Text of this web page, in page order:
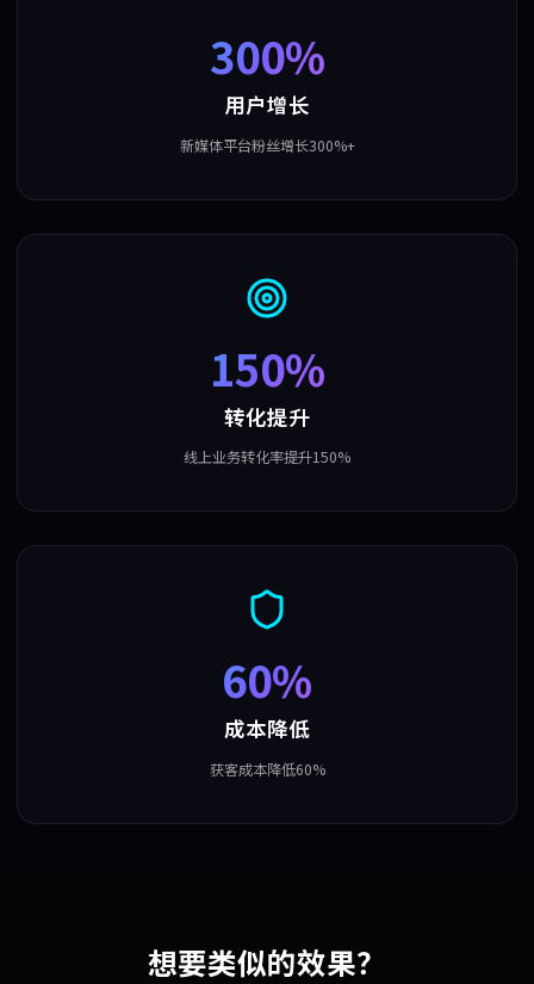
300%
用户增长
新媒体平台粉丝增长300%+
150%
转化提升
线上业务转化率提升150%
60%
成本降低
获客成本降低60%
想要类似的效果？